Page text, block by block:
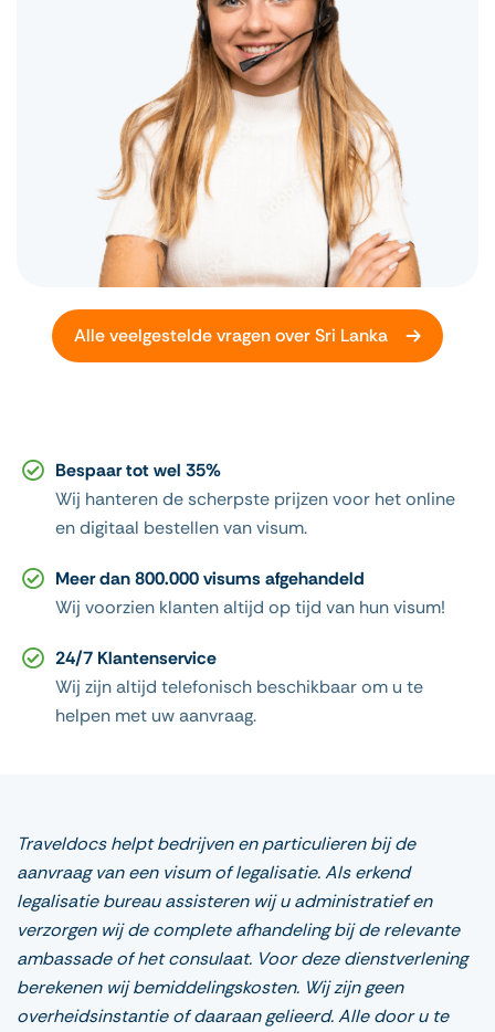
Alle veelgestelde vragen over Sri Lanka
Bespaar tot wel 35%
Wij hanteren de scherpste prijzen voor het online
en digitaal bestellen van visum.
Meer dan 800.000 visums afgehandeld
Wij voorzien klanten altijd op tijd van hun visum!
24/7 Klantenservice
Wij zijn altijd telefonisch beschikbaar om u te
helpen met uw aanvraag.
Traveldocs helpt bedrijven en particulieren bij de
aanvraag van een visum of legalisatie. Als erkend
legalisatie bureau assisteren wij u administratief en
verzorgen wij de complete afhandeling bij de relevante
ambassade of het consulaat. Voor deze dienstverlening
berekenen wij bemiddelingskosten. Wij zijn geen
overheidsinstantie of daaraan gelieerd. Alle door u te